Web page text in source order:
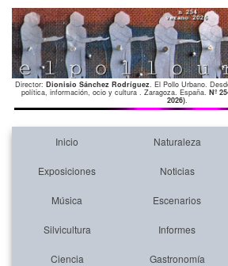
Director: Dionisio Sánchez Rodríguez. El Pollo Urbano.
política, información, ocio y cultura . Zaragoza. España. Nº
2026).
Inicio Naturaleza
Exposiciones Noticias
Música Escenarios
Silvicultura Informes
Ciencia Gastronomía